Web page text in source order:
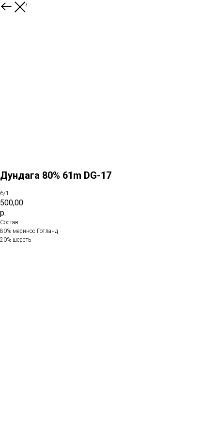
К товарам
Дундага 80% 61m DG-17
6/1
500,00
р.
Состав:
80% меринос Готланд
20% шерсть